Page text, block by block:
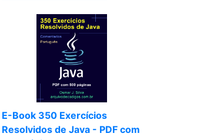
E-Book 350 Exercícios
Resolvidos de Java - PDF com